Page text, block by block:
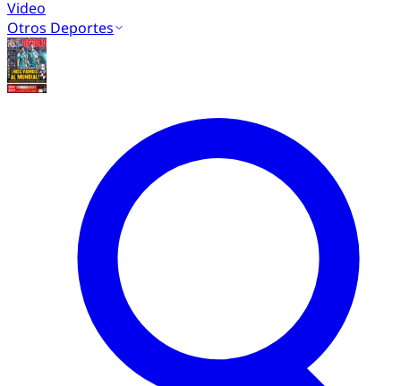
Video
Otros Deportes